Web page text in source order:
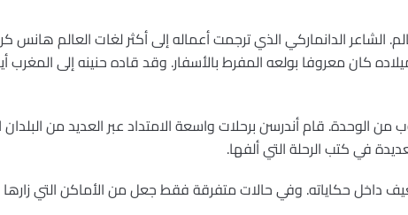
الشاعر الدانماركي الذي ترجمت أعماله إلى أكثر لغات العالم هانس
في هذه السنة بمرور 200 سنة على ميلاده كان معروفا بولعه المفرط بالأسفار. وقد قاده حنينه إلى
1875) يمثل وسيلة للهروب من الوحدة. قام أندرسن برحلات واسعة الامتداد عبر العديد من
في كتب الرحلة التي ألفها.
داخل حكاياته. وفي حالات متفرقة فقط جعل من الأماكن التي